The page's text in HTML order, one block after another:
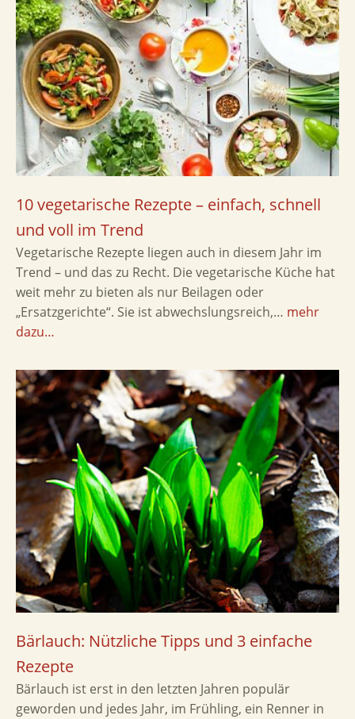
10 vegetarische Rezepte – einfach, schnell
und voll im Trend
Vegetarische Rezepte liegen auch in diesem Jahr im
Trend – und das zu Recht. Die vegetarische Küche hat
weit mehr zu bieten als nur Beilagen oder
„Ersatzgerichte“. Sie ist abwechslungsreich,… mehr
dazu…
Bärlauch: Nützliche Tipps und 3 einfache
Rezepte
Bärlauch ist erst in den letzten Jahren populär
geworden und jedes Jahr, im Frühling, ein Renner in